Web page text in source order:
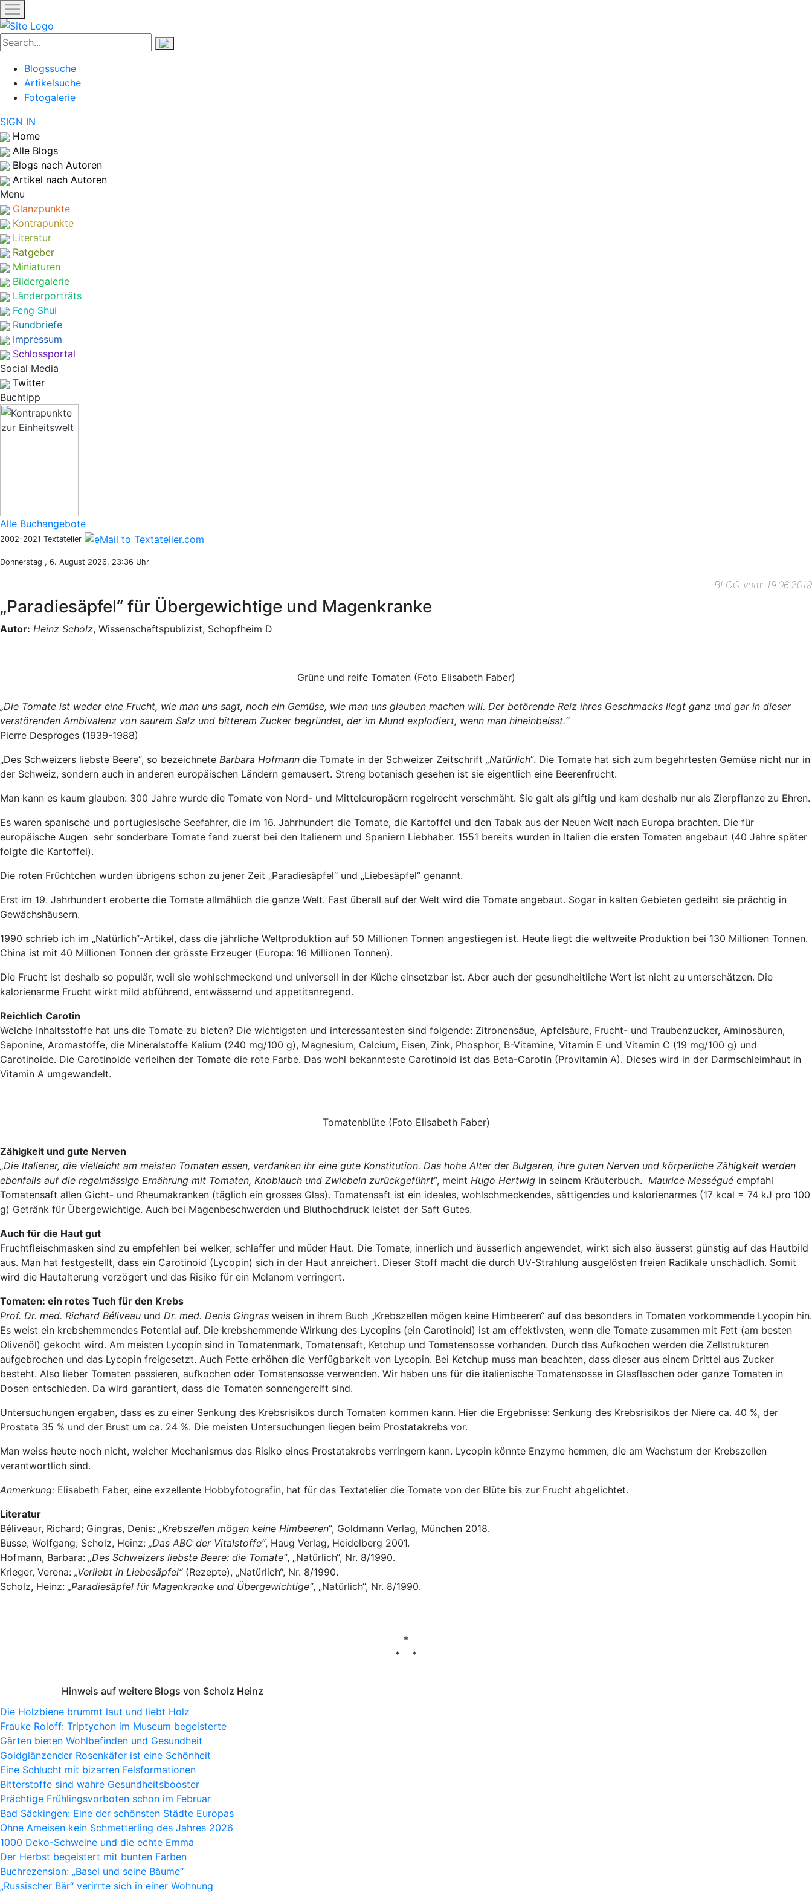
Blogssuche
Artikelsuche
Fotogalerie
SIGN IN
Home
Alle Blogs
Blogs nach Autoren
Artikel nach Autoren
Menu
Glanzpunkte
Kontrapunkte
Literatur
Ratgeber
Miniaturen
Bildergalerie
Länderporträts
Feng Shui
Rundbriefe
Impressum
Schlossportal
Social Media
Twitter
Buchtipp
Alle Buchangebote
2002-2021 Textatelier
Donnerstag , 6. August 2026, 23:36 Uhr
BLOG vom: 19.06.2019
„Paradiesäpfel“ für Übergewichtige und Magenkranke
Autor: Heinz Scholz, Wissenschaftspublizist, Schopfheim D
Grüne und reife Tomaten (Foto Elisabeth Faber)
„Die Tomate ist weder eine Frucht, wie man uns sagt, noch ein Gemüse, wie man uns glauben machen will. Der betörende Reiz ihres Geschmacks liegt ganz und gar in dieser
verstörenden Ambivalenz von saurem Salz und bitterem Zucker begründet, der im Mund explodiert, wenn man hineinbeisst.“
Pierre Desproges (1939-1988)
„Des Schweizers liebste Beere“, so bezeichnete Barbara Hofmann die Tomate in der Schweizer Zeitschrift „Natürlich“. Die Tomate hat sich zum begehrtesten Gemüse nicht nur in
der Schweiz, sondern auch in anderen europäischen Ländern gemausert. Streng botanisch gesehen ist sie eigentlich eine Beerenfrucht.
Man kann es kaum glauben: 300 Jahre wurde die Tomate von Nord- und Mitteleuropäern regelrecht verschmäht. Sie galt als giftig und kam deshalb nur als Zierpflanze zu Ehren.
Es waren spanische und portugiesische Seefahrer, die im 16. Jahrhundert die Tomate, die Kartoffel und den Tabak aus der Neuen Welt nach Europa brachten. Die für
europäische Augen sehr sonderbare Tomate fand zuerst bei den Italienern und Spaniern Liebhaber. 1551 bereits wurden in Italien die ersten Tomaten angebaut (40 Jahre später
folgte die Kartoffel).
Die roten Früchtchen wurden übrigens schon zu jener Zeit „Paradiesäpfel“ und „Liebesäpfel“ genannt.
Erst im 19. Jahrhundert eroberte die Tomate allmählich die ganze Welt. Fast überall auf der Welt wird die Tomate angebaut. Sogar in kalten Gebieten gedeiht sie prächtig in
Gewächshäusern.
1990 schrieb ich im „Natürlich“-Artikel, dass die jährliche Weltproduktion auf 50 Millionen Tonnen angestiegen ist. Heute liegt die weltweite Produktion bei 130 Millionen Tonnen.
China ist mit 40 Millionen Tonnen der grösste Erzeuger (Europa: 16 Millionen Tonnen).
Die Frucht ist deshalb so populär, weil sie wohlschmeckend und universell in der Küche einsetzbar ist. Aber auch der gesundheitliche Wert ist nicht zu unterschätzen. Die
kalorienarme Frucht wirkt mild abführend, entwässernd und appetitanregend.
Reichlich Carotin
Welche Inhaltsstoffe hat uns die Tomate zu bieten? Die wichtigsten und interessantesten sind folgende: Zitronensäue, Apfelsäure, Frucht- und Traubenzucker, Aminosäuren,
Saponine, Aromastoffe, die Mineralstoffe Kalium (240 mg/100 g), Magnesium, Calcium, Eisen, Zink, Phosphor, B-Vitamine, Vitamin E und Vitamin C (19 mg/100 g) und
Carotinoide. Die Carotinoide verleihen der Tomate die rote Farbe. Das wohl bekannteste Carotinoid ist das Beta-Carotin (Provitamin A). Dieses wird in der Darmschleimhaut in
Vitamin A umgewandelt.
Tomatenblüte (Foto Elisabeth Faber)
Zähigkeit und gute Nerven
„Die Italiener, die vielleicht am meisten Tomaten essen, verdanken ihr eine gute Konstitution. Das hohe Alter der Bulgaren, ihre guten Nerven und körperliche Zähigkeit werden
ebenfalls auf die regelmässige Ernährung mit Tomaten, Knoblauch und Zwiebeln zurückgeführt“, meint Hugo Hertwig in seinem Kräuterbuch. Maurice Mességué empfahl
Tomatensaft allen Gicht- und Rheumakranken (täglich ein grosses Glas). Tomatensaft ist ein ideales, wohlschmeckendes, sättigendes und kalorienarmes (17 kcal = 74 kJ pro 100
g) Getränk für Übergewichtige. Auch bei Magenbeschwerden und Bluthochdruck leistet der Saft Gutes.
Auch für die Haut gut
Fruchtfleischmasken sind zu empfehlen bei welker, schlaffer und müder Haut. Die Tomate, innerlich und äusserlich angewendet, wirkt sich also äusserst günstig auf das Hautbild
aus. Man hat festgestellt, dass ein Carotinoid (Lycopin) sich in der Haut anreichert. Dieser Stoff macht die durch UV-Strahlung ausgelösten freien Radikale unschädlich. Somit
wird die Hautalterung verzögert und das Risiko für ein Melanom verringert.
Tomaten: ein rotes Tuch für den Krebs
Prof. Dr. med. Richard Béliveau und Dr. med. Denis Gingras weisen in ihrem Buch „Krebszellen mögen keine Himbeeren“ auf das besonders in Tomaten vorkommende Lycopin hin.
Es weist ein krebshemmendes Potential auf. Die krebshemmende Wirkung des Lycopins (ein Carotinoid) ist am effektivsten, wenn die Tomate zusammen mit Fett (am besten
Olivenöl) gekocht wird. Am meisten Lycopin sind in Tomatenmark, Tomatensaft, Ketchup und Tomatensosse vorhanden. Durch das Aufkochen werden die Zellstrukturen
aufgebrochen und das Lycopin freigesetzt. Auch Fette erhöhen die Verfügbarkeit von Lycopin. Bei Ketchup muss man beachten, dass dieser aus einem Drittel aus Zucker
besteht. Also lieber Tomaten passieren, aufkochen oder Tomatensosse verwenden. Wir haben uns für die italienische Tomatensosse in Glasflaschen oder ganze Tomaten in
Dosen entschieden. Da wird garantiert, dass die Tomaten sonnengereift sind.
Untersuchungen ergaben, dass es zu einer Senkung des Krebsrisikos durch Tomaten kommen kann. Hier die Ergebnisse: Senkung des Krebsrisikos der Niere ca. 40 %, der
Prostata 35 % und der Brust um ca. 24 %. Die meisten Untersuchungen liegen beim Prostatakrebs vor.
Man weiss heute noch nicht, welcher Mechanismus das Risiko eines Prostatakrebs verringern kann. Lycopin könnte Enzyme hemmen, die am Wachstum der Krebszellen
verantwortlich sind.
Anmerkung: Elisabeth Faber, eine exzellente Hobbyfotografin, hat für das Textatelier die Tomate von der Blüte bis zur Frucht abgelichtet.
Literatur
Béliveaur, Richard; Gingras, Denis: „Krebszellen mögen keine Himbeeren“, Goldmann Verlag, München 2018.
Busse, Wolfgang; Scholz, Heinz: „Das ABC der Vitalstoffe“, Haug Verlag, Heidelberg 2001.
Hofmann, Barbara: „Des Schweizers liebste Beere: die Tomate“, „Natürlich“, Nr. 8/1990.
Krieger, Verena: „Verliebt in Liebesäpfel“(Rezepte), „Natürlich“, Nr. 8/1990.
Scholz, Heinz: „Paradiesäpfel für Magenkranke und Übergewichtige“, „Natürlich“, Nr. 8/1990.
*
* *
Hinweis auf weitere Blogs von Scholz Heinz
Die Holzbiene brummt laut und liebt Holz
Frauke Roloff: Triptychon im Museum begeisterte
Gärten bieten Wohlbefinden und Gesundheit
Goldglänzender Rosenkäfer ist eine Schönheit
Eine Schlucht mit bizarren Felsformationen
Bitterstoffe sind wahre Gesundheitsbooster
Prächtige Frühlingsvorboten schon im Februar
Bad Säckingen: Eine der schönsten Städte Europas
Ohne Ameisen kein Schmetterling des Jahres 2026
1000 Deko-Schweine und die echte Emma
Der Herbst begeistert mit bunten Farben
Buchrezension: „Basel und seine Bäume“
„Russischer Bär“ verirrte sich in einer Wohnung